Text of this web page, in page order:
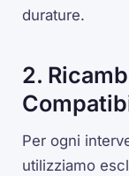
durature.
2.
Per ogni
utilizziamo